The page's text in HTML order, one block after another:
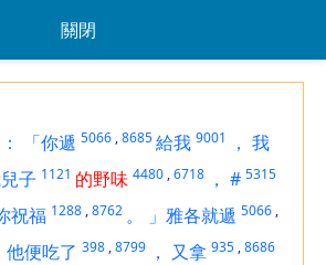
關閉
： 「你遞 5066 ,8685給我 9001 ， 我
子 1121 的野味 4480 ,6718 ， # 5315
祝福 1288 ,8762 。 」雅各就遞 5066 ,
他便吃了 398 ,8799 ， 又拿 935 ,8686